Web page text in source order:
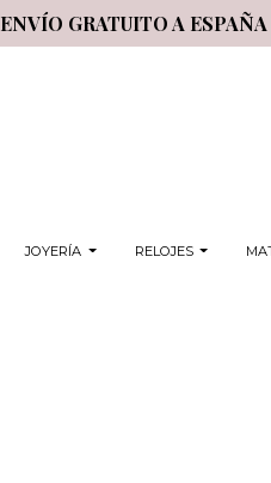
ENVÍO GRATUITO A
JOYERÍA RELOJES